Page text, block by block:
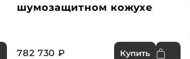
шумозащитном кожухе
782 730 ₽ Купить